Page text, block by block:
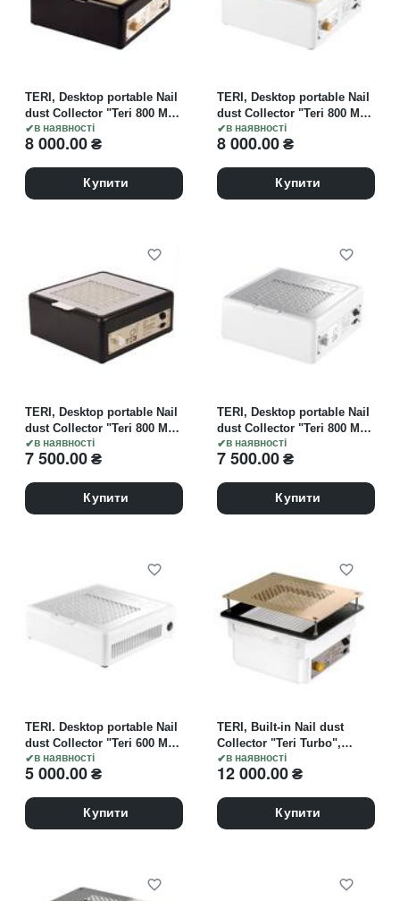
в наявності
TERI, Desktop portable Nail
dust Collector "Teri 800 M",
Витяжка настільна, чорна
зі сталевою решіткою
8 000.00₴
Купити
в наявності
TERI, Desktop portable Nail
dust Collector "Teri 800 M",
Витяжка настільна, біла зі
сталевою решіткою "gold"
8 000.00₴
Купити
в наявності
TERI, Desktop portable Nail
dust Collector "Teri 800 M",
Витяжка настільна, чорна
зі сталевою решіткою
7 500.00₴
Купити
в наявності
TERI, Desktop portable Nail
dust Collector "Teri 800 M",
Витяжка настільна, біла зі
сталевою решіткою
7 500.00₴
Купити
в наявності
TERI. Desktop portable Nail
dust Collector "Teri 600 M
2024 Type-C". Настільна
манікюрна витяжка,
павербанк
5 000.00₴
Купити
в наявності
TERI, Built-in Nail dust
Collector "Teri Turbo",
Витяжка вбудовувана,
біла зі сталевою решіткою
12 000.00₴
Купити